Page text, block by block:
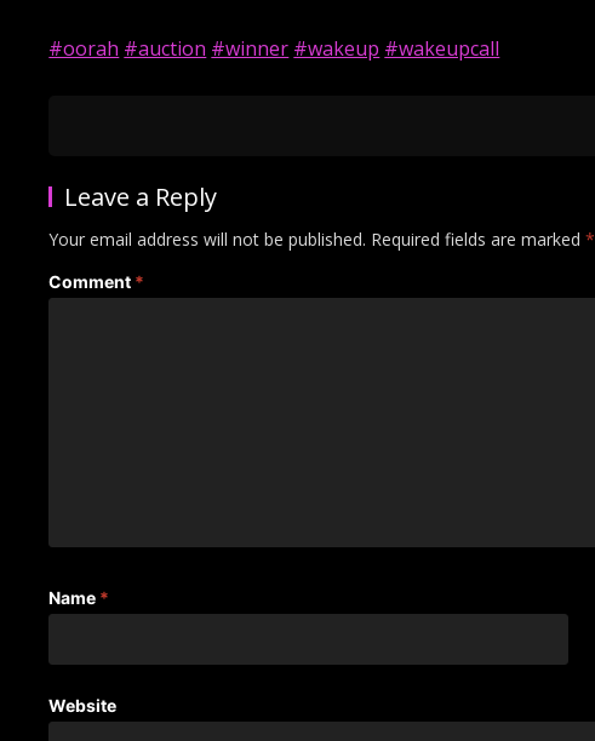
#oorah #auction #winner #wakeup #wakeupcall
Leave a Reply
Your email address will not be published. Required fields are marked*
Comment *
Name *
Website